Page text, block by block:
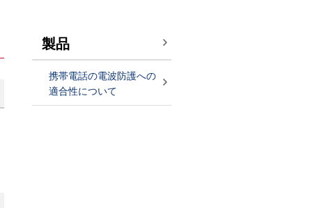
製品
携帯電話の電波防護への
適合性について